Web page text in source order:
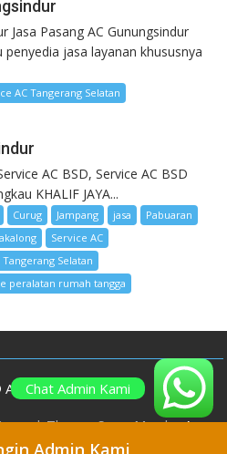
Jasa Pasang AC Gunungsindur
penyedia jasa layanan khususnya
AC Tangerang Selatan
AC BSD, Service AC BSD
KHALIF JAYA...
Curug Jampang jasa
Pabuaran
Service AC
Tangerang Selatan
peralatan rumah tangga
rights reserved
|Theme: SuperMag byAcme
Chat Admin Kami
Admin Kami